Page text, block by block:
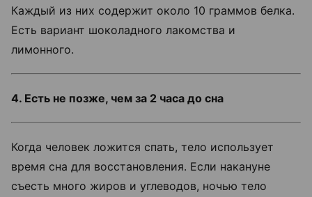
Каждый из них содержит около 10 граммов белка.
Есть вариант шоколадного лакомства и
лимонного.
4. Есть не позже, чем за 2 часа до сна
Когда человек ложится спать, тело использует
время сна для восстановления. Если накануне
съесть много жиров и углеводов, ночью тело